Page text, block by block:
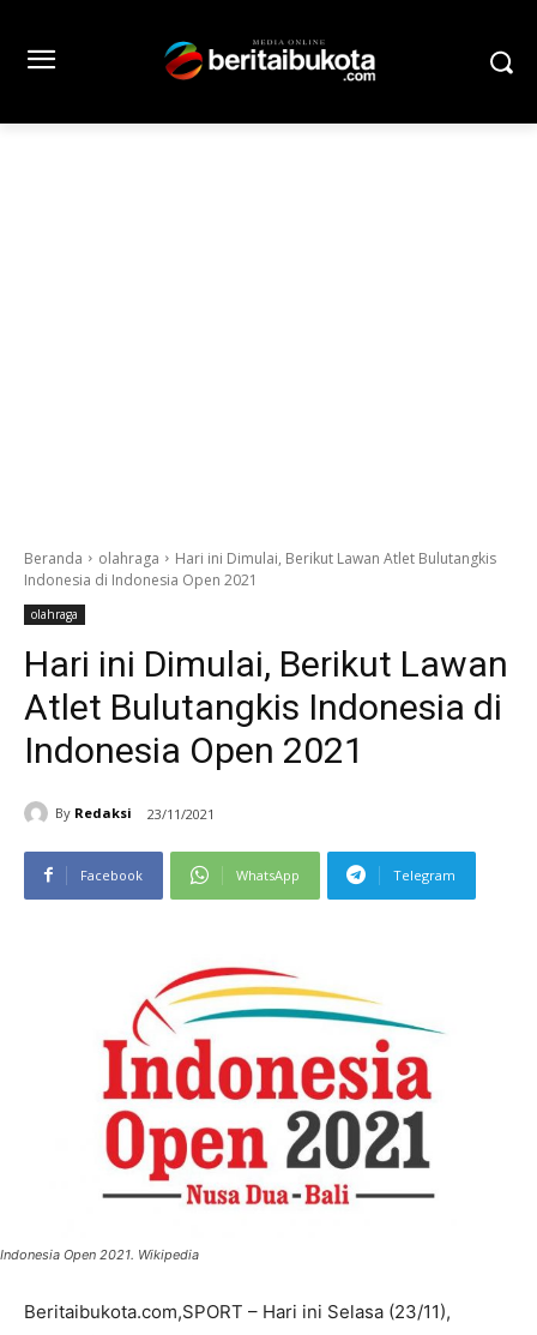
Beranda olahraga
Hari ini Dimulai, Berikut Lawan Atlet Bulutangkis
Indonesia di Indonesia Open 2021
olahraga
Hari ini Dimulai, Berikut Lawan
Atlet Bulutangkis Indonesia di
Indonesia Open 2021
By Redaksi 23/11/2021
Facebook WhatsApp Telegram
Indonesia Open 2021. Wikipedia
Beritaibukota.com,SPORT – Hari ini Selasa (23/11),